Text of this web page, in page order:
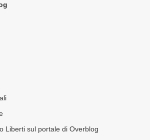
Liberti sul portale di Overblog